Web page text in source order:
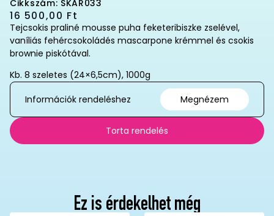
Cikkszám: SKAR033
16 500,00 Ft
Tejcsokis praliné mousse puha feketeribiszke zselével,
vaníliás fehércsokoládés mascarpone krémmel és csokis
brownie piskótával.
Kb. 8 szeletes (24×6,5cm), 1000g
Információk rendeléshez
Megnézem
Torta rendelés
Ez is érdekelhet még